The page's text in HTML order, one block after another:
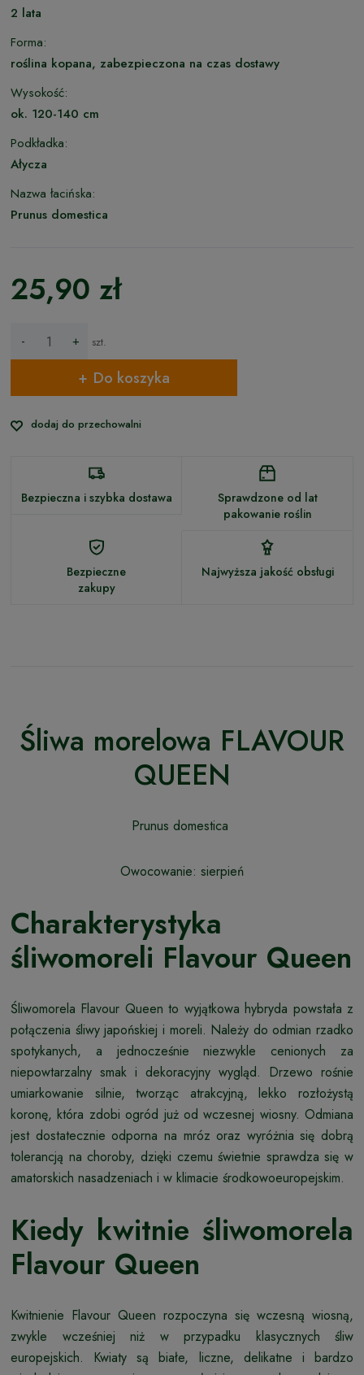
2 lata
Forma:
roślina kopana, zabezpieczona na czas dostawy
Wysokość:
ok. 120-140 cm
Podkładka:
Ałycza
Nazwa łacińska:
Prunus domestica
25,90 zł
- + szt.
Do koszyka
dodaj do przechowalni
Bezpieczna i szybka dostawa
Sprawdzone od lat
pakowanie roślin
Bezpieczne
zakupy
Najwyższa jakość obsługi
Śliwa morelowa FLAVOUR
QUEEN
Prunus domestica
Owocowanie: sierpień
Charakterystyka
śliwomoreli Flavour Queen
Śliwomorela Flavour Queen to wyjątkowa hybryda powstała z
połączenia śliwy japońskiej i moreli. Należy do odmian rzadko
spotykanych, a jednocześnie niezwykle cenionych za
niepowtarzalny smak i dekoracyjny wygląd. Drzewo rośnie
umiarkowanie silnie, tworząc atrakcyjną, lekko rozłożystą
koronę, która zdobi ogród już od wczesnej wiosny. Odmiana
jest dostatecznie odporna na mróz oraz wyróżnia się dobrą
tolerancją na choroby, dzięki czemu świetnie sprawdza się w
amatorskich nasadzeniach i w klimacie środkowoeuropejskim.
Kiedy kwitnie śliwomorela
Flavour Queen
Kwitnienie Flavour Queen rozpoczyna się wczesną wiosną,
zwykle wcześniej niż w przypadku klasycznych śliw
europejskich. Kwiaty są białe, liczne, delikatne i bardzo